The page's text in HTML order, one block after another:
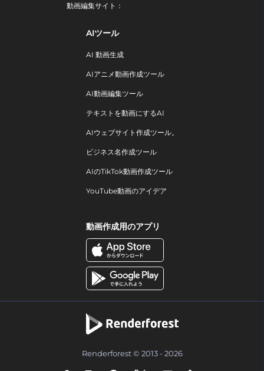
動画編集サイト：
AIツール
AI 動画生成
AIアニメ動画作成ツール
AI動画編集ツール
テキストを動画にするAI
AIウェブサイト作成ツール。
ビジネス名作成ツール
AIのTikTok動画作成ツール
YouTube動画のアイデア
動画作成用のアプリ
Renderforest © 2013 - 2026